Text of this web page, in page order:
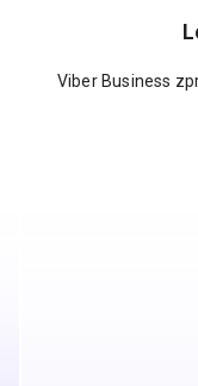
Viber Business